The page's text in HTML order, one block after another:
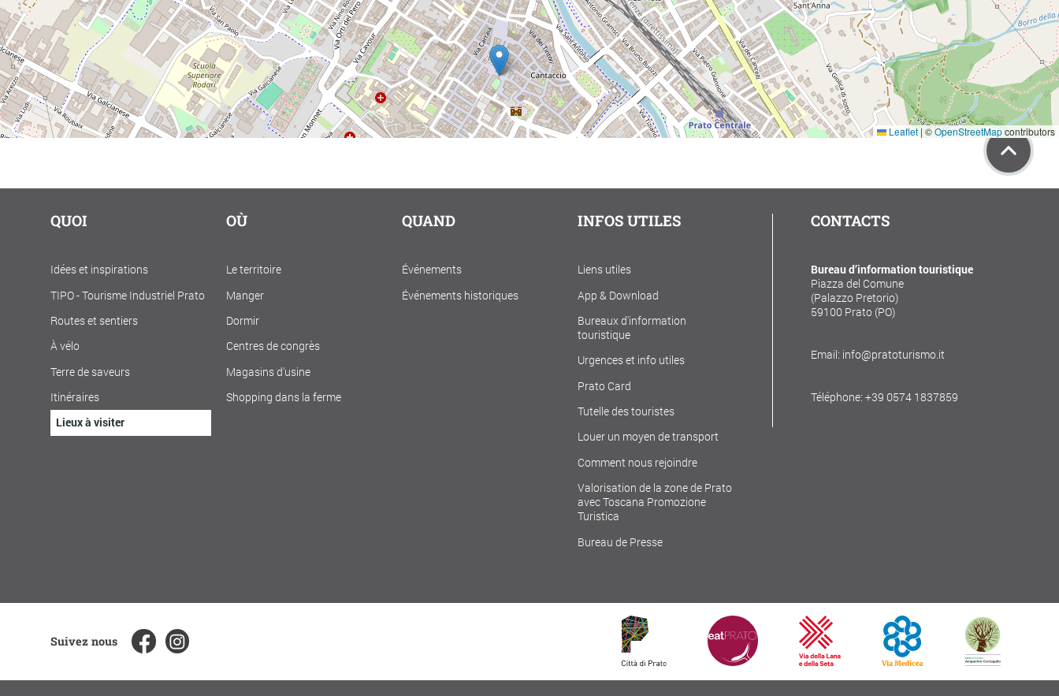
Leaflet | ©OpenStreetMapcontributors
QUOI
Idées et inspirations
TIPO - Tourisme Industriel Prato
Routes et sentiers
À vélo
Terre de saveurs
Itinéraires
Lieux à visiter
OÙ
Le territoire
Manger
Dormir
Centres de congrès
Magasins d'usine
Shopping dans la ferme
QUAND
Événements
Événements historiques
INFOS UTILES
Liens utiles
App & Download
Bureaux d'information
touristique
Urgences et info utiles
Prato Card
Tutelle des touristes
Louer un moyen de transport
Comment nous rejoindre
Valorisation de la zone de Prato
avec Toscana Promozione
Turistica
Bureau de Presse
CONTACTS
Bureau d’information touristique
Piazza del Comune
(Palazzo Pretorio)
59100 Prato (PO)
Email: info@pratoturismo.it
Téléphone: +39 0574 1837859
Suivez nous